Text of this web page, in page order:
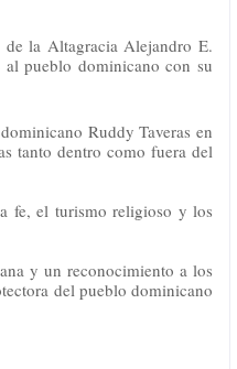
la Altagracia Alejandro E.
pueblo dominicano con su
Ruddy Taveras en
tanto dentro como fuera del
fe, el turismo religioso y los
y un reconocimiento a los
del pueblo dominicano